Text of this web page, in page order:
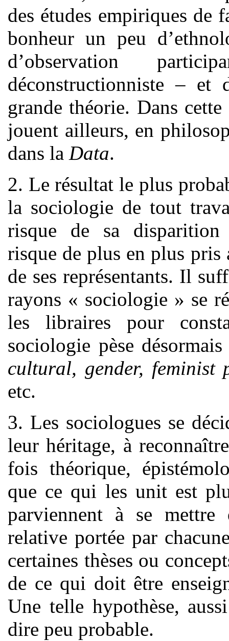
des études empiriques de
bonheur un peu
d’observation
déconstructionniste – et
grande théorie. Dans
jouent ailleurs, en
dans la Data.
2. Le résultat le plus
la sociologie de tout
risque de sa disparition
risque de plus en plus pris
de ses représentants. Il
rayons « sociologie » se
les libraires pour
sociologie pèse
cultural, gender, feminist
etc.
3. Les sociologues se
leur héritage, à
fois théorique,
que ce qui les unit est
parviennent à se
relative portée par
certaines thèses ou
de ce qui doit être
Une telle hypothèse,
dire peu probable.